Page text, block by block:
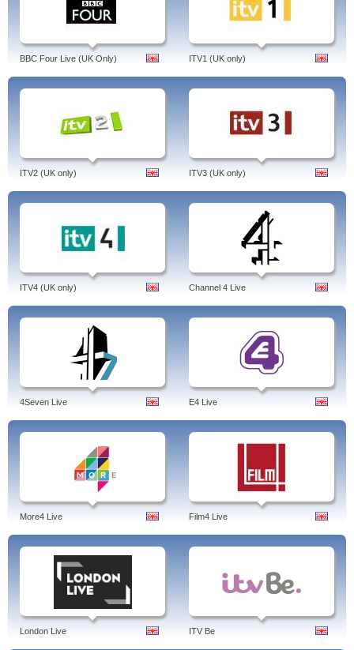
BBC Four Live (UK Only) ITV1 (UK only)
ITV2 (UK only) ITV3 (UK only)
ITV4 (UK only) Channel 4 Live
4Seven Live E4 Live
More4 Live Film4 Live
London Live ITV Be